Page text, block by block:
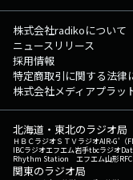
株式会社radikoについて
ニュースリリース
採用情報
特定商取引に関する法律
株式会社メディアプラッ
北海道・東北のラジオ局
ＨＢＣラジオＳＴＶラジオAIR-G'（
IBCラジオエフエム岩手tbcラジオ
Rhythm Station エフエム山形
関東のラジオ局